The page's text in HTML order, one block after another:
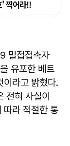
밀접접촉자
유포한 베트
이라고 밝혔다.
전혀 사실이
따라 적절한 통